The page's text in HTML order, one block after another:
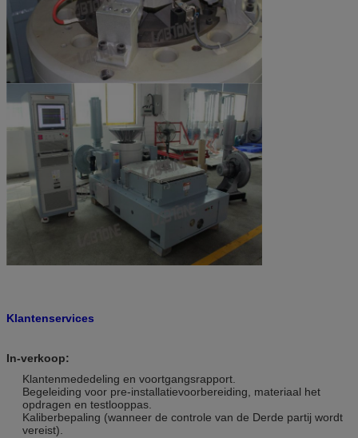
Klantenservices
In-verkoop:
Klantenmededeling en voortgangsrapport.
Begeleiding voor pre-installatievoorbereiding, materiaal het
opdragen en testlooppas.
Kaliberbepaling (wanneer de controle van de Derde partij wordt
vereist).